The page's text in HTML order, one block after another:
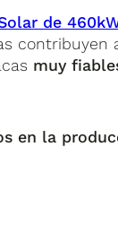
de
muy
en la